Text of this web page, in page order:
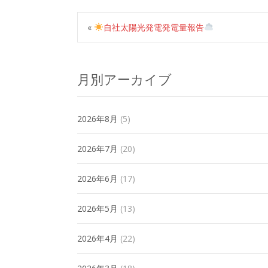
« 自社太陽光発電発電量報告
月別アーカイブ
2026年8月 (5)
2026年7月 (20)
2026年6月 (17)
2026年5月 (13)
2026年4月 (22)